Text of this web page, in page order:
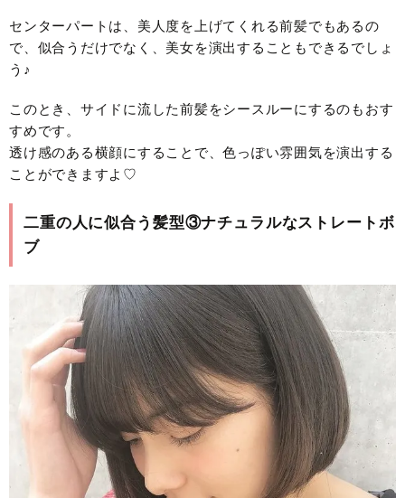
センターパートは、美人度を上げてくれる前髪でもあるの
で、似合うだけでなく、美女を演出することもできるでしょ
う♪
このとき、サイドに流した前髪をシースルーにするのもおす
すめです。
透け感のある横顔にすることで、色っぽい雰囲気を演出する
ことができますよ♡
二重の人に似合う髪型③ナチュラルなストレートボ
ブ